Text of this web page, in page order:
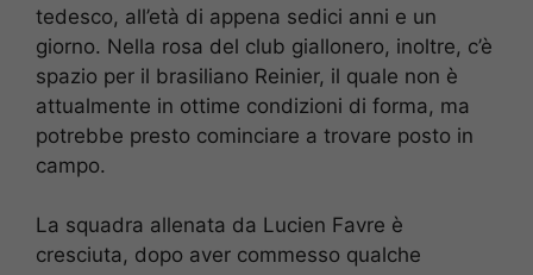
tedesco, all’età di appena sedici anni e un
giorno. Nella rosa del club giallonero, inoltre, c’è
spazio per il brasiliano Reinier, il quale non è
attualmente in ottime condizioni di forma, ma
potrebbe presto cominciare a trovare posto in
campo.
La squadra allenata da Lucien Favre è
cresciuta, dopo aver commesso qualche